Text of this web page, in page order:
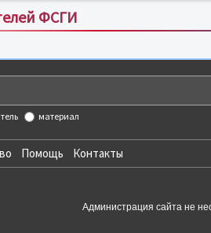
ФСГИ
материал
Помощь Контакты
Администрация сайта не